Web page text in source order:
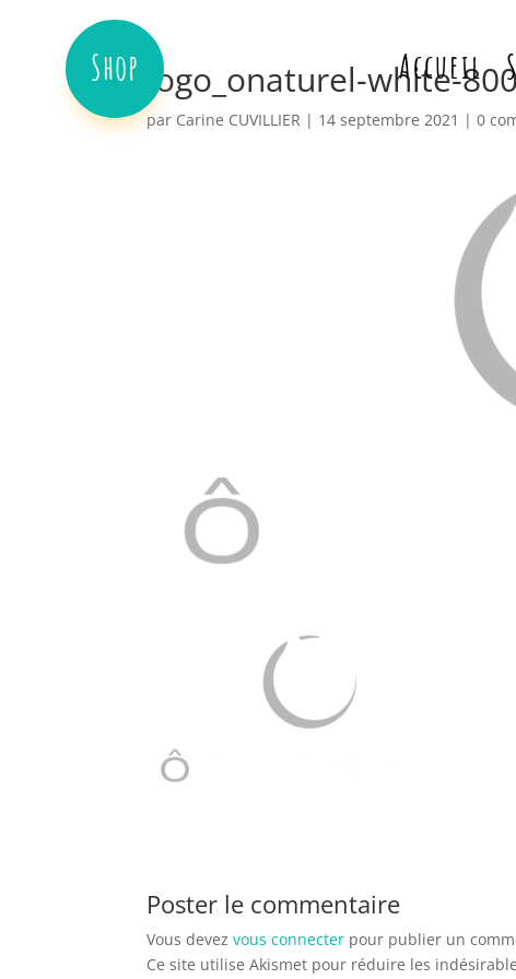
Shop Accueil
logo_onaturel-white-
par Carine CUVILLIER | 14 septembre 2021 |0
Poster le commentaire
Vous devezvous connecter pour publier un
Ce site utilise Akismet pour réduire les